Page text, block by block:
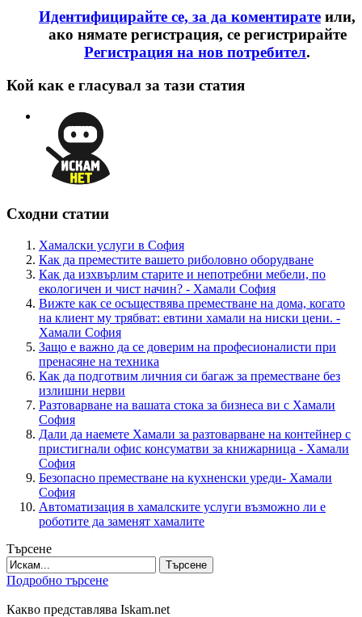
Идентифицирайте се, за да коментирате или,
ако нямате регистрация, се регистрирайте
Регистрация на нов потребител.
Кой как е гласувал за тази статия
Сходни статии
Хамалски услуги в София
Как да преместите вашето риболовно оборудване
Как да изхвърлим старите и непотребни мебели, по
екологичен и чист начин? - Хамали София
Вижте как се осъществява преместване на дома, когато
на клиент му трябват: евтини хамали на ниски цени. -
Хамали София
Защо е важно да се доверим на професионалисти при
пренасяне на техника
Как да подготвим личния си багаж за преместване без
излишни нерви
Разтоварване на вашата стока за бизнеса ви с Хамали
София
Дали да наемете Хамали за разтоварване на контейнер с
пристигнали офис консуматви за книжарница - Хамали
София
Безопасно преместване на кухненски уреди- Хамали
София
Автоматизация в хамалските услуги възможно ли е
роботите да заменят хамалите
Търсене
Търсене
Подробно търсене
Какво представлява Iskam.net